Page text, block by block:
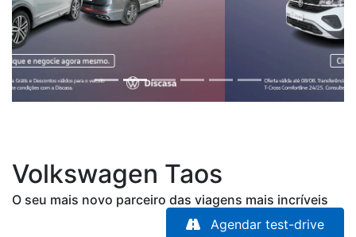
Volkswagen Taos
O seu mais novo parceiro das viagens mais incríveis
Agendar test-drive